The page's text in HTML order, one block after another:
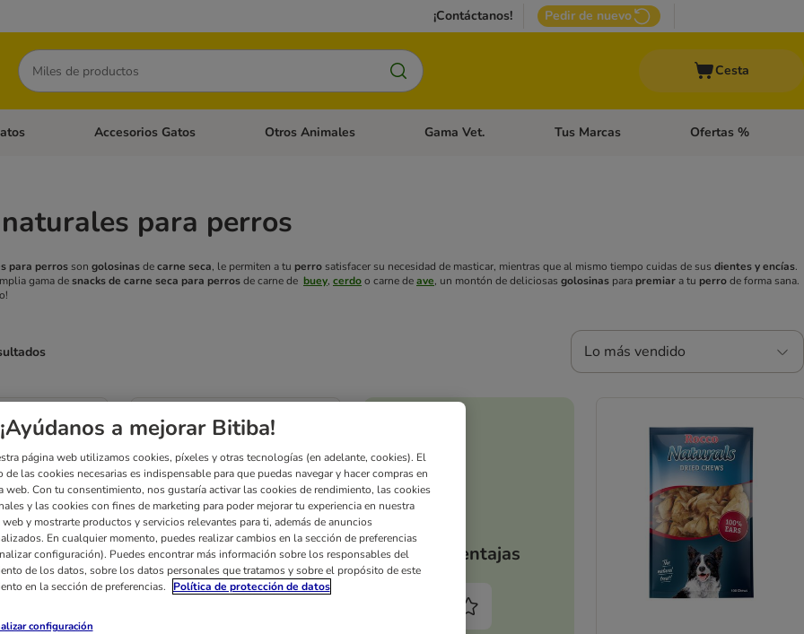
¡Contáctanos! Pedir de nuevo
Buscar
Cesta
abierto: Accesorios Perros
Menú de categoria abierto: Comida Gatos
Accesorios Gatos Menú de categoria abierto: Accesorios Gatos
Otros Animales Menú de categoria abierto: Otros Animales
Gama Vet. Menú de categoria abierto: Gama Vet.
Tus Marcas Menú de categoria
Ofertas %
para perros
para perros son golosinasdecarne seca, le permiten a tu perro satisfacer su necesidad de masticar, mientras que al mismo tiempo cuidas de sus dientes y encías.
gama desnacksde carne seca para perrosde carne de buey, cerdoo carne deave, un montón de deliciosas golosinas para premiara tu perrode forma sana.
Lo más vendido
Tus ventajas
¡Ayúdanos a mejorar Bitiba!
página web utilizamos cookies, píxeles y otras tecnologías (en adelante, cookies). El
de las cookies necesarias es indispensable para que puedas navegar y hacer compras en
web. Con tu consentimiento, nos gustaría activar las cookies de rendimiento, las cookies
y las cookies con fines de marketing para poder mejorar tu experiencia en nuestra
web y mostrarte productos y servicios relevantes para ti, además de anuncios
En cualquier momento, puedes realizar cambios en la sección de preferencias
configuración). Puedes encontrar más información sobre los responsables del
de los datos, sobre los datos personales que tratamos y sobre el propósito de este
en la sección de preferencias.
Política de protección de datos
configuración